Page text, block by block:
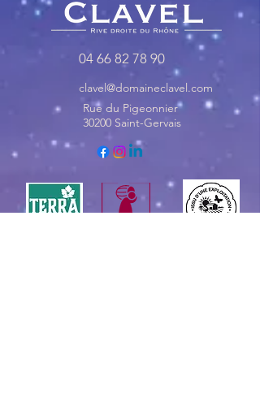
04 66 82 78 90
clavel@domaineclavel.com
Rue du Pigeonnier
30200 Saint-Gervais